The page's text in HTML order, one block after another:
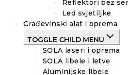
Reflektori bez
Led svjetiljke
Građevinski alat i oprema
TOGGLE CHILD MENU
SOLA laseri i oprema
SOLA libele i letve
Aluminijske libele